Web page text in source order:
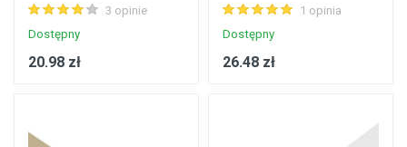
3 opinie
Dostępny
20.98 zł
1 opinia
Dostępny
26.48 zł